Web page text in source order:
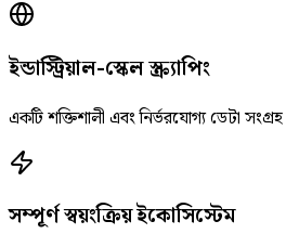
ইন্ডাস্ট্রিয়াল-স্কেল স্ক্র্যাপিং
একটি শক্তিশালী এবং নির্ভরযোগ্য ডেটা
সম্পূর্ণ স্বয়ংক্রিয় ইকোসিস্টেম